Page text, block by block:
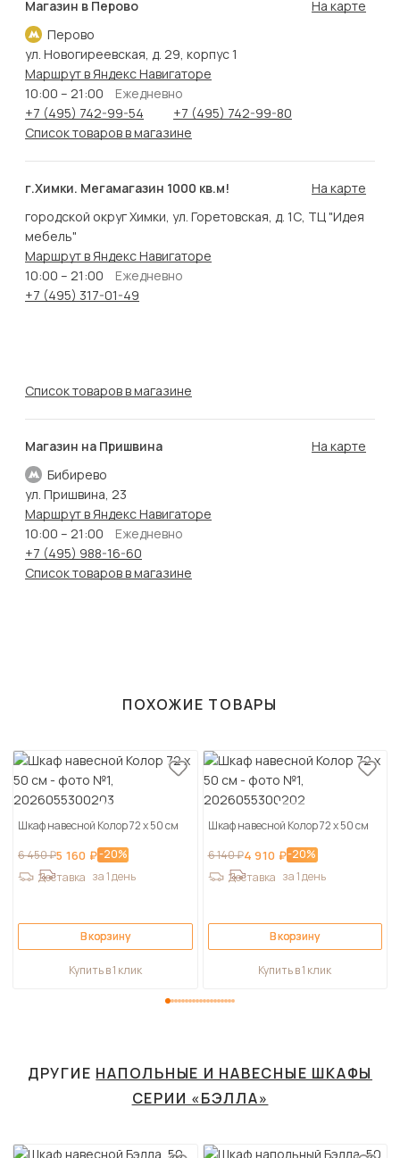
Магазин в Перово
Перово
На карте
ул. Новогиреевская, д. 29, корпус 1
Маршрут в Яндекс Навигаторе
10:00 – 21:00
Ежедневно
+7 (495) 742-99-54
+7 (495) 742-99-80
Список товаров в магазине
г.Химки. Мегамагазин 1000 кв.м!
На карте
городской округ Химки, ул. Горетовская, д. 1С, ТЦ "Идея
мебель"
Маршрут в Яндекс Навигаторе
10:00 – 21:00
Ежедневно
+7 (495) 317-01-49
Список товаров в магазине
Магазин на Пришвина
Бибирево
На карте
ул. Пришвина, 23
Маршрут в Яндекс Навигаторе
10:00 – 21:00
Ежедневно
+7 (495) 988-16-60
Список товаров в магазине
ПОХОЖИЕ ТОВАРЫ
Шкаф навесной Колор 72 х 50 см
6 450 ₽5 160 ₽-20%
Доставка за 1 день
В корзину
Купить в 1 клик
Шкаф навесной Колор 72 х 50 см
6 140 ₽4 910 ₽-20%
Доставка за 1 день
В корзину
Купить в 1 клик
ДРУГИЕ НАПОЛЬНЫЕ И НАВЕСНЫЕ ШКАФЫ
СЕРИИ «БЭЛЛА»